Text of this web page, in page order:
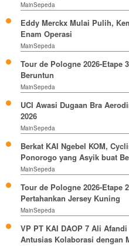
MainSepeda
Eddy Merckx Mulai Pulih,
Enam Operasi
MainSepeda
Tour de Pologne 2026-Etape
Beruntun
MainSepeda
UCI Awasi Dugaan Bra
2026
MainSepeda
Berkat KAI Ngebel KOM,
Ponorogo yang Asyik buat
MainSepeda
Tour de Pologne 2026-Etape
Pertahankan Jersey Kuning
MainSepeda
VP PT KAI DAOP 7 Ali
Antusias Kolaborasi dengan